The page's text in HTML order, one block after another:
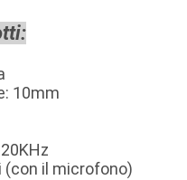
10mm
(con il microfono)